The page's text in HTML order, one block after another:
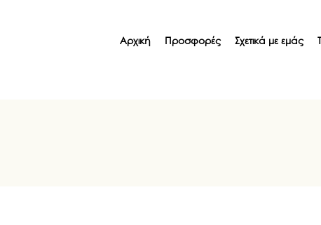
Αρχική Προσφορές Σχετικά με εμάς